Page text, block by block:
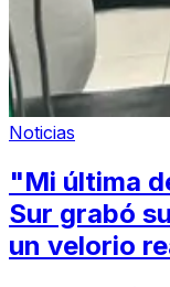
Noticias
"Mi última
Sur grabó
un velorio